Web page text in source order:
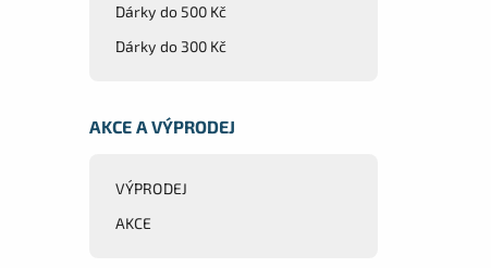
Dárky do 500 Kč
Dárky do 300 Kč
AKCE A VÝPRODEJ
VÝPRODEJ
AKCE